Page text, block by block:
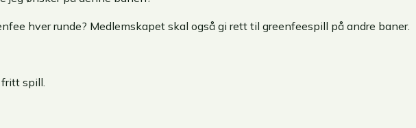
hver runde? Medlemskapet skal også gi rett til greenfeespill på andre baner.
spill.